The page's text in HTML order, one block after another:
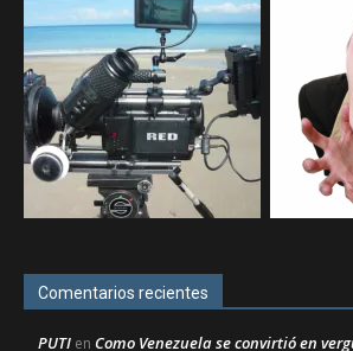
Comentarios recientes
PUTI en Como Venezuela se convirtió en